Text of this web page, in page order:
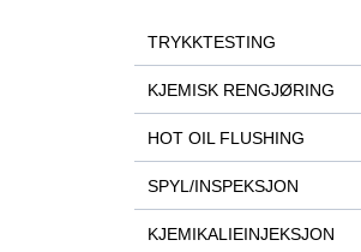
TRYKKTESTING
KJEMISK RENGJØRING
HOT OIL FLUSHING
SPYL/INSPEKSJON
KJEMIKALIEINJEKSJON